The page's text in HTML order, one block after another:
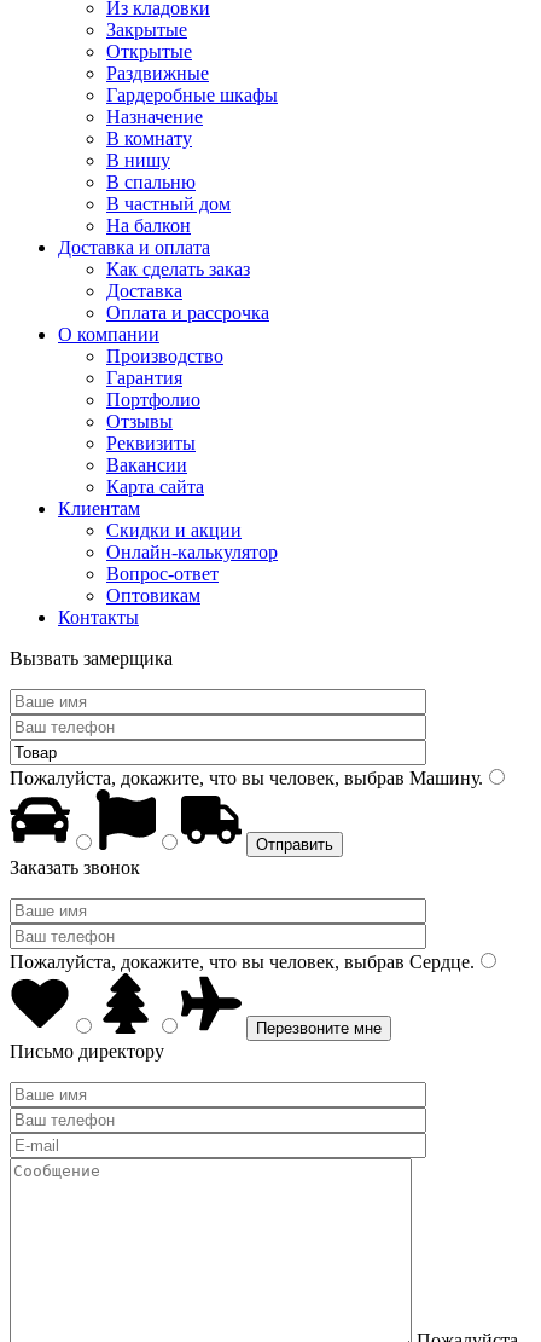
Из кладовки
Закрытые
Открытые
Раздвижные
Гардеробные шкафы
Назначение
В комнату
В нишу
В спальню
В частный дом
На балкон
Доставка и оплата
Как сделать заказ
Доставка
Оплата и рассрочка
О компании
Производство
Гарантия
Портфолио
Отзывы
Реквизиты
Вакансии
Карта сайта
Клиентам
Скидки и акции
Онлайн-калькулятор
Вопрос-ответ
Оптовикам
Контакты
Вызвать замерщика
Пожалуйста, докажите, что вы человек, выбрав Машину.
Заказать звонок
Пожалуйста, докажите, что вы человек, выбрав Сердце.
Письмо директору